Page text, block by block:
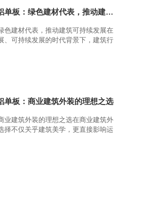
明山区氟碳漆铝单板：绿色建材代表，推动建筑可持续发展
色建材代表，推动建筑可持续发展在
、可持续发展的时代背景下，建筑行
单板：商业建筑外装的理想之选
业建筑外装的理想之选在商业建筑外
择不仅关乎建筑美学，更直接影响运